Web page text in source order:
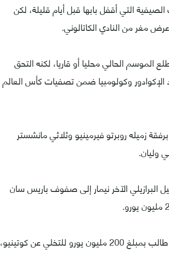
التي أقفل بابها قبل أيام قليلة، لكن
مغر من النادي الكاتالوني.
الحالي محليا أو قاريا، لكنه التحق
وكولومبيا ضمن تصفيات كأس العالم
زميله روبرتو فيرمينيو وثلاثي مانشستر
وليان.
الآخر نيمار إلى صفوف باريس سان
وكان أحد مسؤولي مجلس إدارة برشلونة قال إن ليفربول طالب بمبلغ 200 مليون يورو للتخلي عن كوتينيو،